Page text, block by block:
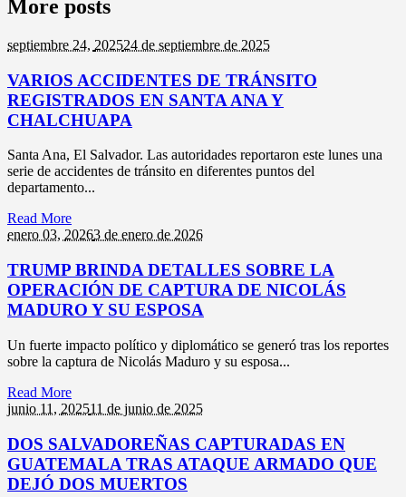
More posts
septiembre 24, 202524 de septiembre de 2025
VARIOS ACCIDENTES DE TRÁNSITO
REGISTRADOS EN SANTA ANA Y
CHALCHUAPA
Santa Ana, El Salvador. Las autoridades reportaron este lunes una
serie de accidentes de tránsito en diferentes puntos del
departamento...
Read More
enero 03, 20263 de enero de 2026
TRUMP BRINDA DETALLES SOBRE LA
OPERACIÓN DE CAPTURA DE NICOLÁS
MADURO Y SU ESPOSA
Un fuerte impacto político y diplomático se generó tras los reportes
sobre la captura de Nicolás Maduro y su esposa...
Read More
junio 11, 202511 de junio de 2025
DOS SALVADOREÑAS CAPTURADAS EN
GUATEMALA TRAS ATAQUE ARMADO QUE
DEJÓ DOS MUERTOS